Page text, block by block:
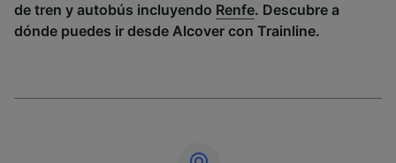
de tren y autobús incluyendo Renfe. Descubre a
dónde puedes ir desde Alcover con Trainline.